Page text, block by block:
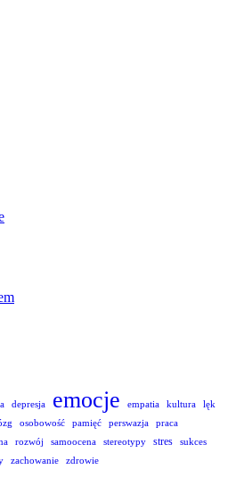
depresja emocje empatia kultura
lęk
osobowość pamięć perswazja
praca
rozwój samoocena stereotypy stres sukces
zachowanie zdrowie